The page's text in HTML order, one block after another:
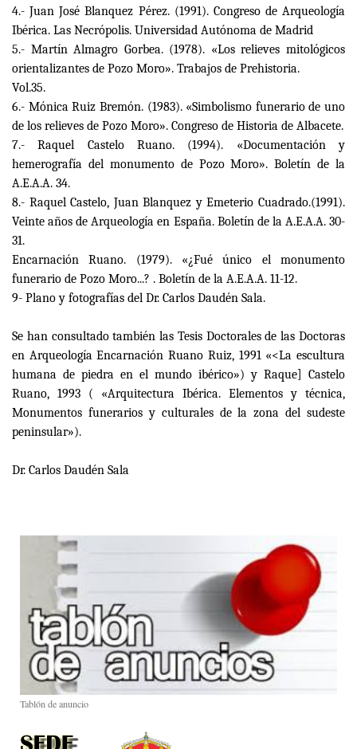
4.- Juan José Blanquez Pérez. (1991). Congreso de Arqueología
Ibérica. Las Necrópolis. Universidad Autónoma de Madrid
5.- Martín Almagro Gorbea. (1978). «Los relieves mitológicos
orientalizantes de Pozo Moro». Trabajos de Prehistoria.
Vol.35.
6.- Mónica Ruiz Bremón. (1983). «Simbolismo funerario de uno
de los relieves de Pozo Moro». Congreso de Historia de Albacete.
7.- Raquel Castelo Ruano. (1994). «Documentación y
hemerografía del monumento de Pozo Moro». Boletín de la
A.E.A.A. 34.
8.- Raquel Castelo, Juan Blanquez y Emeterio Cuadrado.(1991).
Veinte años de Arqueología en España. Boletín de la A.E.A.A. 30-
31.
Encarnación Ruano. (1979). «¿Fué único el monumento
funerario de Pozo Moro...? . Boletín de la A.E.A.A. 11-12.
9- Plano y fotografías del Dr. Carlos Daudén Sala.
Se han consultado también las Tesis Doctorales de las Doctoras
en Arqueología Encarnación Ruano Ruiz, 1991 «<La escultura
humana de piedra en el mundo ibérico») y Raque] Castelo
Ruano, 1993 ( «Arquitectura Ibérica. Elementos y técnica,
Monumentos funerarios y culturales de la zona del sudeste
peninsular»).
Dr. Carlos Daudén Sala
Tablón de anuncio